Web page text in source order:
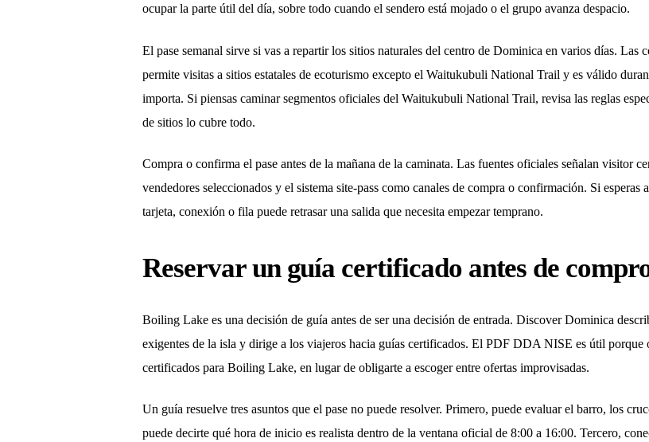
ocupar la parte útil del día, sobre todo cuando el sendero está mojado o el grupo avanza despacio.
El pase semanal sirve si vas a repartir los sitios naturales del centro de Dominica en varios días. Las
permite visitas a sitios estatales de ecoturismo excepto el Waitukubuli National Trail y es válido
importa. Si piensas caminar segmentos oficiales del Waitukubuli National Trail, revisa las reglas
de sitios lo cubre todo.
Compra o confirma el pase antes de la mañana de la caminata. Las fuentes oficiales señalan visitor
vendedores seleccionados y el sistema site-pass como canales de compra o confirmación. Si
tarjeta, conexión o fila puede retrasar una salida que necesita empezar temprano.
Reservar un guía certificado antes de
Boiling Lake es una decisión de guía antes de ser una decisión de entrada. Discover Dominica
exigentes de la isla y dirige a los viajeros hacia guías certificados. El PDF DDA NISE es útil porque
certificados para Boiling Lake, en lugar de obligarte a escoger entre ofertas improvisadas.
Un guía resuelve tres asuntos que el pase no puede resolver. Primero, puede evaluar el barro, los
puede decirte qué hora de inicio es realista dentro de la ventana oficial de 8:00 a 16:00. Tercero,